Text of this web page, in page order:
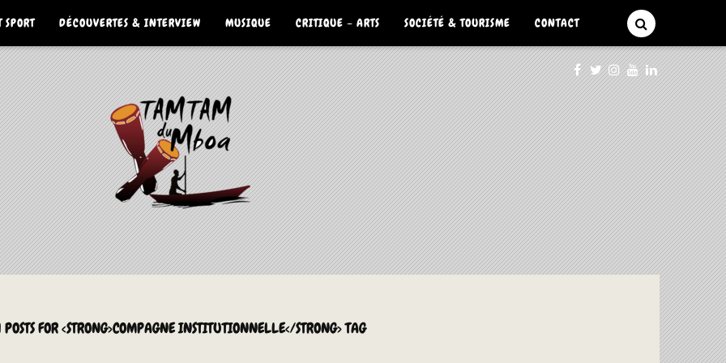
DÉCOUVERTES & INTERVIEW MUSIQUE CRITIQUE – ARTS SOCIÉTÉ & TOURISME CONTACT
POSTS FOR <STRONG>COMPAGNE INSTITUTIONNELLE</STRONG> TAG